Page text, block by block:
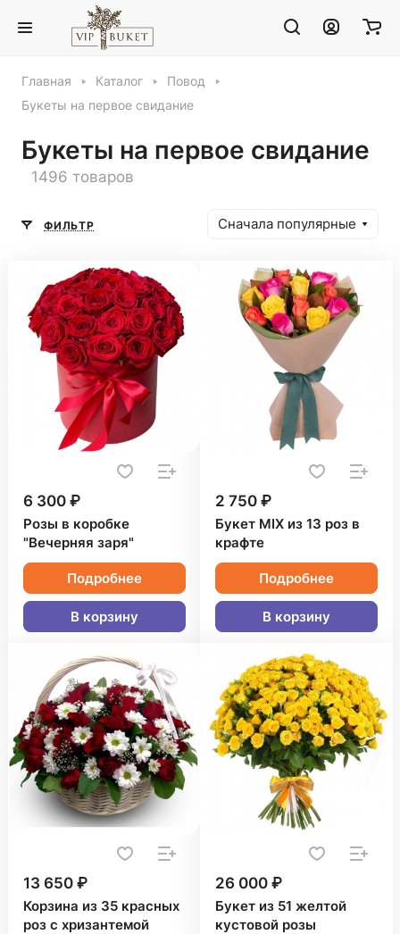
Главная Каталог
Повод
Букеты на первое свидание
Букеты на первое свидание
1496 товаров
ФИЛЬТР Сначала популярные
6 300 ₽
Розы в коробке
"Вечерняя заря"
Подробнее
В корзину
2 750 ₽
Букет MIX из 13 роз в
крафте
Подробнее
В корзину
13 650 ₽
Корзина из 35 красных
роз с хризантемой
26 000 ₽
Букет из 51 желтой
кустовой розы